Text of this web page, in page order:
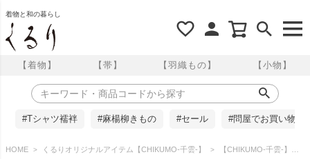
着物と和の暮らし
【着物】 【帯】 【羽織もの】 【小物】
#Tシャツ襦袢 #麻楊柳きもの #セール #問屋でお買い物
HOME くるりオリジナルアイテム【CHIKUMO-千雲-】 【CHIKUMO-千雲-】洗える薄羽織 ジョーゼット リーフ ブルー×グレー(80cm丈）くるり